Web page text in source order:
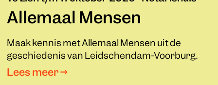
Allemaal Mensen
Maak kennis met Allemaal Mensen uit de
geschiedenis van Leidschendam-Voorburg.
Lees meer →